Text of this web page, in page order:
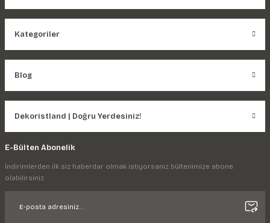
Kategoriler
Blog
Dekoristland | Doğru Yerdesiniz!
E-Bülten Abonelik
İndirimlerden ilk siz haberdar olmak istiyorsanız bültenimize abone
olabilirsiniz.